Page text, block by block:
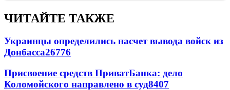
ЧИТАЙТЕ ТАКЖЕ
Украинцы определились насчет вывода войск из
Донбасса26776
Присвоение средств ПриватБанка: дело
Коломойского направлено в суд8407